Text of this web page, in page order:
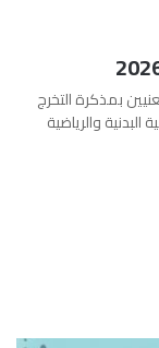
بمذكرة التخرج
والرياضية